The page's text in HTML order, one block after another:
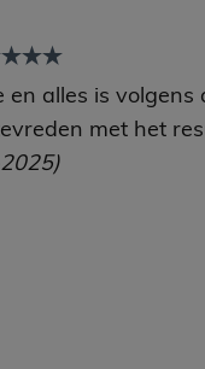
en alles is volgens
met het